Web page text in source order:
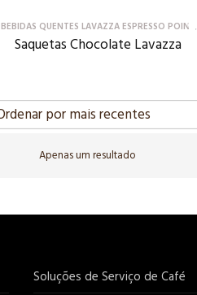
BEBIDAS QUENTES LAVAZZA ESPRESSO POINT
Saquetas Chocolate Lavazza
Apenas um resultado
Soluções de Serviço de Café